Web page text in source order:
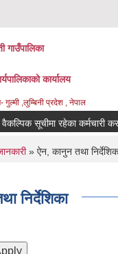
गाउँपालिका
कार्यालय
गुल्मी ,लुम्बिनी प्रदेश , नेपाल
सूचीमा रहेका कर्मचारी करारमा
» ऐन, कानुन तथा
निर्देशिका